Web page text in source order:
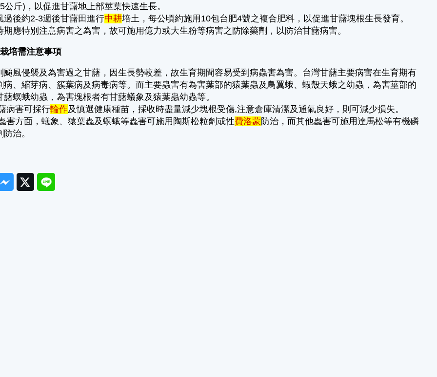
公斤)，以促進甘藷地上部莖葉快速生長。
過後約2-3週後甘藷田進行中耕培土，每公頃約施用10包台肥4號之複合肥料，以促進甘藷塊根生長發育。
期應特別注意病害之為害，故可施用億力或大生粉等病害之防除藥劑，以防治甘藷病害。
培需注意事項
颱風侵襲及為害過之甘藷，因生長勢較差，故生育期間容易受到病蟲害為害。台灣甘藷主要病害在生育期有
病、縮芽病、簇葉病及病毒病等。而主要蟲害有為害葉部的猿葉蟲及鳥翼蛾、蝦殼天蛾之幼蟲，為害莖部的
藷螟蛾幼蟲，為害塊根者有甘藷蟻象及猿葉蟲幼蟲等。
病害可採行輪作及慎選健康種苗，採收時盡量減少塊根受傷,注意倉庫清潔及通氣良好，則可減少損失。
害方面，蟻象、猿葉蟲及螟蛾等蟲害可施用陶斯松粒劑或性費洛蒙防治，而其他蟲害可施用達馬松等有機磷
防治。
TwitterLine